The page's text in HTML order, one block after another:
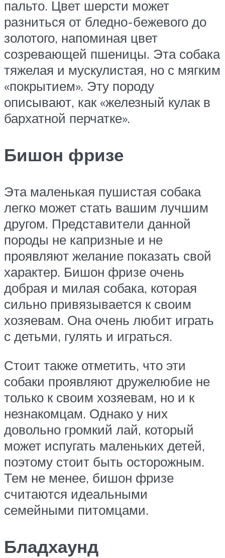
пальто. Цвет шерсти может
разниться от бледно-бежевого до
золотого, напоминая цвет
созревающей пшеницы. Эта собака
тяжелая и мускулистая, но с мягким
«покрытием». Эту породу
описывают, как «железный кулак в
бархатной перчатке».
Бишон фризе
Эта маленькая пушистая собака
легко может стать вашим лучшим
другом. Представители данной
породы не капризные и не
проявляют желание показать свой
характер. Бишон фризе очень
добрая и милая собака, которая
сильно привязывается к своим
хозяевам. Она очень любит играть
с детьми, гулять и играться.
Стоит также отметить, что эти
собаки проявляют дружелюбие не
только к своим хозяевам, но и к
незнакомцам. Однако у них
довольно громкий лай, который
может испугать маленьких детей,
поэтому стоит быть осторожным.
Тем не менее, бишон фризе
считаются идеальными
семейными питомцами.
Бладхаунд